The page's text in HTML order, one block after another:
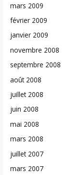
mars 2009
février 2009
janvier 2009
novembre 2008
septembre 2008
août 2008
juillet 2008
juin 2008
mai 2008
mars 2008
juillet 2007
mars 2007